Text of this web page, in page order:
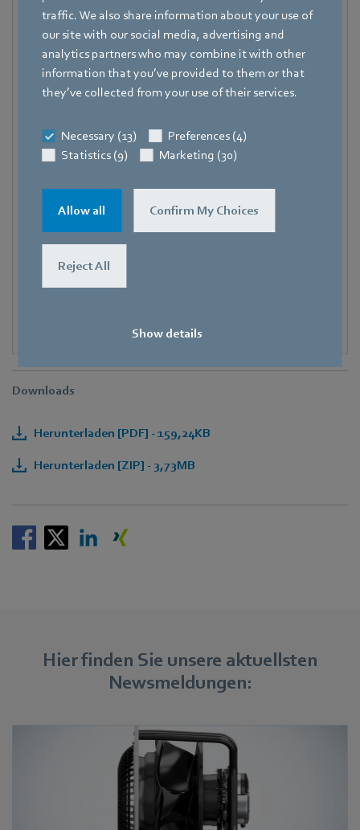
traffic. We also share information about your use of
our site with our social media, advertising and
analytics partners who may combine it with other
information that you’ve provided to them or that
they’ve collected from your use of their services.
Necessary (13)
Preferences (4)
Statistics (9)
Marketing (30)
Allow all Confirm My Choices
Reject All
Show details
Referentin Fachpresse
Adresse
74673 Mulfingen – Hollenbach
Deutschland
Telefon
+49 7938 81-7006
E-Mail
Downloads
Herunterladen [PDF] - 159,24KB
Herunterladen [ZIP] - 3,73MB
Hier finden Sie unsere aktuellsten
Newsmeldungen: